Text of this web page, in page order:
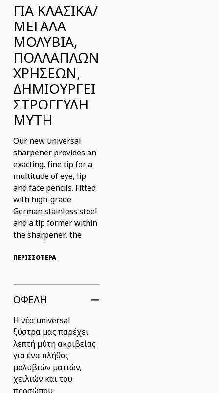
ΓΙΑ ΚΛΑΣΙΚΑ/
ΜΕΓΑΛΑ
ΜΟΛΥΒΙΑ,
ΠΟΛΛΑΠΛΩΝ
ΧΡΗΣΕΩΝ,
ΔΗΜΙΟΥΡΓΕΙ
ΣΤΡΟΓΓΥΛΗ
ΜΥΤΗ
Our new universal
sharpener provides an
exacting, fine tip for a
multitude of eye, lip
and face pencils. Fitted
with high-grade
German stainless steel
and a tip former within
the sharpener, the
pointed tip for
ΠΕΡΙΣΣΟΤΕΡΑ
ΟΦΕΛΗ
H νέα universal
ξύστρα μας παρέχει
λεπτή μύτη ακριβείας
για ένα πλήθος
μολυβιών ματιών,
χειλιών και του
προσώπου.